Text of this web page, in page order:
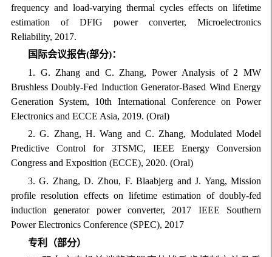
frequency and load-varying thermal cycles effects on lifetime
estimation of DFIG power converter, Microelectronics
Reliability, 2017.
国际会议报告(部分)：
1. G. Zhang and C. Zhang, Power Analysis of 2 MW
Brushless Doubly-Fed Induction Generator-Based Wind Energy
Generation System, 10th International Conference on Power
Electronics and ECCE Asia, 2019. (Oral)
2. G. Zhang, H. Wang and C. Zhang, Modulated Model
Predictive Control for 3TSMC, IEEE Energy Conversion
Congress and Exposition (ECCE), 2020. (Oral)
3. G. Zhang, D. Zhou, F. Blaabjerg and J. Yang, Mission
profile resolution effects on lifetime estimation of doubly-fed
induction generator power converter, 2017 IEEE Southern
Power Electronics Conference (SPEC), 2017
专利（部分）